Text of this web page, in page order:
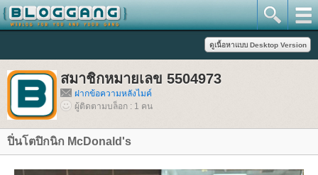
สมาชิกหมายเลข 5504973
ฝากข้อความหลังไมค์
ผู้ติดตามบล็อก : 1 คน
ปิ่นโตปิกนิก McDonald's